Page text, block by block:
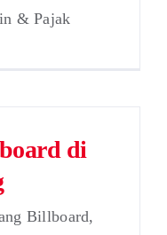
& Pajak
di
Billboard,